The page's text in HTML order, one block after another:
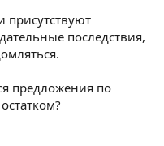
присутствуют
последствия,
предложения по